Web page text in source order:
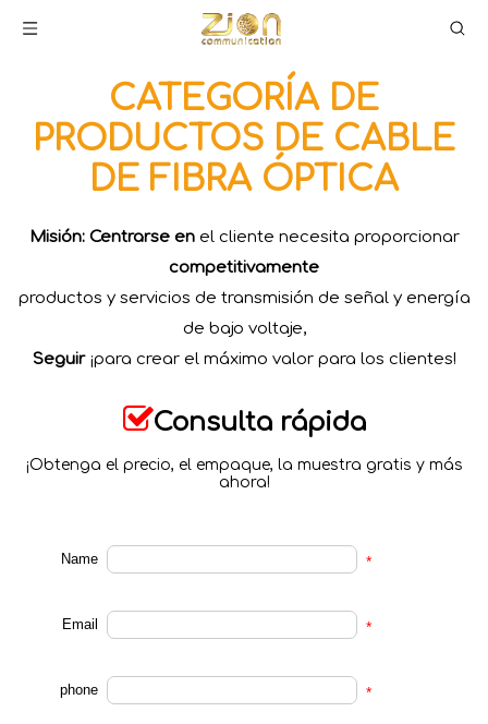
CATEGORÍA DE
PRODUCTOS DE CABLE
DE FIBRA ÓPTICA
Misión: Centrarse enel cliente necesita proporcionar
competitivamente
productos y servicios de transmisión de señal y energía
de bajo voltaje,
Seguir¡para crear el máximo valor para los clientes!
Consulta rápida
¡Obtenga el precio, el empaque, la muestra gratis y más
ahora!
Name *
Email *
phone *